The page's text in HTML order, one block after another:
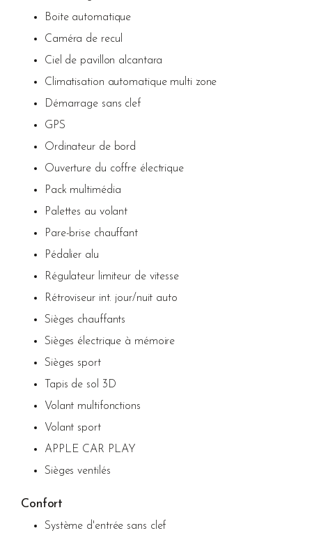
Boite automatique
Caméra de recul
Ciel de pavillon alcantara
Climatisation automatique multi zone
Démarrage sans clef
GPS
Ordinateur de bord
Ouverture du coffre électrique
Pack multimédia
Palettes au volant
Pare-brise chauffant
Pédalier alu
Régulateur limiteur de vitesse
Rétroviseur int. jour/nuit auto
Sièges chauffants
Sièges électrique à mémoire
Sièges sport
Tapis de sol 3D
Volant multifonctions
Volant sport
APPLE CAR PLAY
Sièges ventilés
Confort
Système d'entrée sans clef